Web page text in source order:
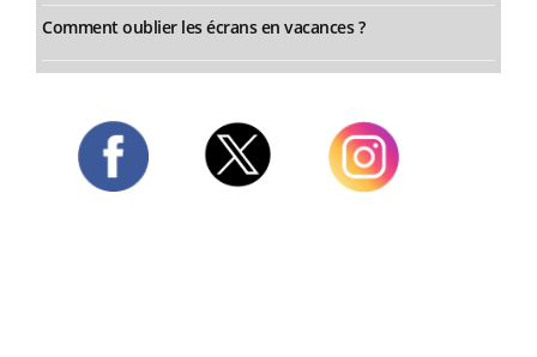
Comment oublier les écrans en vacances ?